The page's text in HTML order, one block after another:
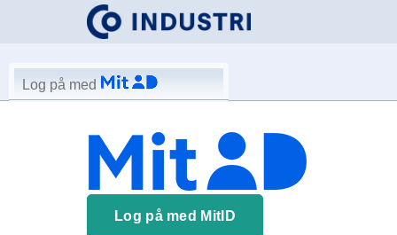
Log på med